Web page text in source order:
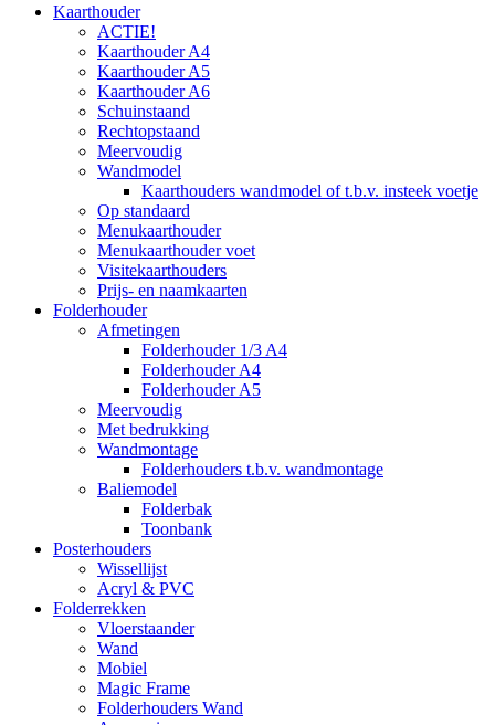
Kaarthouder
ACTIE!
Kaarthouder A4
Kaarthouder A5
Kaarthouder A6
Schuinstaand
Rechtopstaand
Meervoudig
Wandmodel
Kaarthouders wandmodel of t.b.v. insteek voetje
Op standaard
Menukaarthouder
Menukaarthouder voet
Visitekaarthouders
Prijs- en naamkaarten
Folderhouder
Afmetingen
Folderhouder 1/3 A4
Folderhouder A4
Folderhouder A5
Meervoudig
Met bedrukking
Wandmontage
Folderhouders t.b.v. wandmontage
Baliemodel
Folderbak
Toonbank
Posterhouders
Wissellijst
Acryl & PVC
Folderrekken
Vloerstaander
Wand
Mobiel
Magic Frame
Folderhouders Wand